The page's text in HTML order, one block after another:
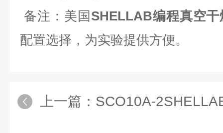
备注：美国 SHELLAB编程真空干
配置选择，为实验提供方便。
上一篇： SCO10A-